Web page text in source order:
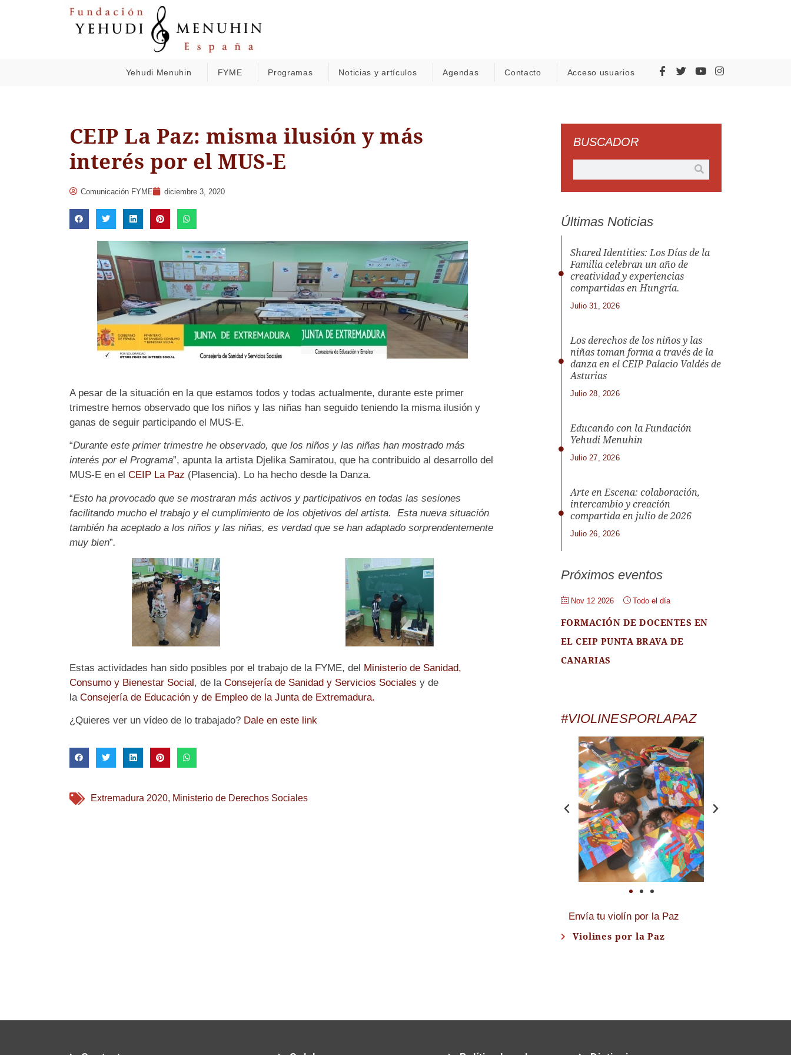
Yehudi Menuhin FYME Programas Noticias y artículos Agendas Contacto Acceso usuarios
CEIP La Paz: misma ilusión y más
interés por el MUS-E
Comunicación FYME diciembre 3, 2020
A pesar de la situación en la que estamos todos y todas actualmente, durante este primer
trimestre hemos observado que los niños y las niñas han seguido teniendo la misma ilusión y
ganas de seguir participando el MUS-E.
“Durante este primer trimestre he observado, que los niños y las niñas han mostrado más
interés por el Programa”, apunta la artista Djelika Samiratou, que ha contribuido al desarrollo del
MUS-E en el CEIP La Paz (Plasencia). Lo ha hecho desde la Danza.
“Esto ha provocado que se mostraran más activos y participativos en todas las sesiones
facilitando mucho el trabajo y el cumplimiento de los objetivos del artista. Esta nueva situación
también ha aceptado a los niños y las niñas, es verdad que se han adaptado sorprendentemente
muy bien”.
Estas actividades han sido posibles por el trabajo de la FYME, del Ministerio de Sanidad,
Consumo y Bienestar Social, de la Consejería de Sanidad y Servicios Sociales y de
la Consejería de Educación y de Empleo de la Junta de Extremadura.
¿Quieres ver un vídeo de lo trabajado? Dale en este link
Extremadura 2020, Ministerio de Derechos Sociales
BUSCADOR
Últimas Noticias
Shared Identities: Los Días de la
Familia celebran un año de
creatividad y experiencias
compartidas en Hungría.
Julio 31, 2026
Los derechos de los niños y las
niñas toman forma a través de la
danza en el CEIP Palacio Valdés de
Asturias
Julio 28, 2026
Educando con la Fundación
Yehudi Menuhin
Julio 27, 2026
Arte en Escena: colaboración,
intercambio y creación
compartida en julio de 2026
Julio 26, 2026
Próximos eventos
Nov 12 2026 Todo el día
FORMACIÓN DE DOCENTES EN
EL CEIP PUNTA BRAVA DE
CANARIAS
#VIOLINESPORLAPAZ
Envía tu violín por la Paz
Violines por la Paz